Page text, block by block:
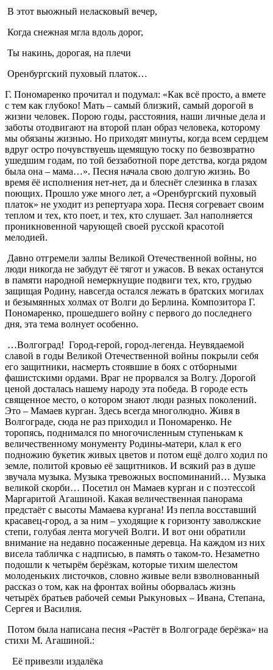
В этот вьюжный неласковый вечер,
Когда снежная мгла вдоль дорог,
Ты накинь, дорогая, на плечи
Оренбургский пуховый платок…
Г. Пономаренко прочитал и подумал: «Как всё просто, а вмете
с тем как глубоко! Мать – самый близкий, самый дорогой в
жизни человек. Порою годы, расстояния, наши личные дела и
заботы отодвигают на второй план образ человека, которому
мы обязаны жизнью. Но приходят минуты, когда всем сердцем
вдруг остро почувствуешь щемящую тоску по безвозвратно
ушедшим годам, по той беззаботной поре детства, когда рядом
была она – мама…». Песня начала свою долгую жизнь. Во
время ёё исполнения нет-нет, да и блеснёт слезинка в глазах
поющих. Прошло уже много лет, а «Оренбургский пуховый
платок» не уходит из репертуара хора. Песня согревает своим
теплом и тех, кто поет, и тех, кто слушает. Зал наполняется
проникновенной чарующей своей русской красотой
мелодией.
Давно отгремели залпы Великой Отечественной войны, но
люди никогда не забудут ёё тягот и ужасов. В веках останутся
в памяти народной немеркнущие подвиги тех, кто, грудью
защищая Родину, навсегда остался лежать в братских могилах
и безымянных холмах от Волги до Берлина. Композитора Г.
Пономаренко, прошедшего войну с первого до последнего
дня, эта тема волнует особенно.
…Волгоград! Город-герой, город-легенда. Неувядаемой
славой в годы Великой Отечественной войны покрыли себя
его защитники, насмерть стоявшие в боях с отборными
фашистскими ордами. Враг не прорвался за Волгу. Дорогой
ценой досталась нашему народу эта победа. В городе есть
священное место, о котором знают люди разных поколений.
Это – Мамаев курган. Здесь всегда многолюдно. Живя в
Волгограде, сюда не раз приходил и Пономаренко. Не
торопясь, поднимался по многочисленным ступенькам к
величественному монументу Родины-матери, клал к его
подножию букетик живых цветов и потом ещё долго ходил по
земле, политой кровью её защитников. И всякий раз в душе
звучала музыка. Музыка тревожных воспоминаний… Музыка
великой скорби… Посетил он Мамаев курган и с поэтессой
Маргаритой Агашиной. Какая величественная панорама
предстаёт с высоты Мамаева кургана! Из пепла восставший
красавец-город, а за ним – уходящие к горизонту заволжские
степи, голубая лента могучей Волги. И вот они обратили
внимание на недавно посаженные деревца. На каждом из них
висела табличка с надписью, в память о таком-то. Незаметно
подошли к четырём берёзкам, которые тихим шелестом
молоденьких листочков, словно живые вели взволнованный
рассказ о том, как на фронтах войны оборвалась жизнь
четырёх братьев рабочей семьи Рыкуновых – Ивана, Степана,
Сергея и Василия.
Потом была написана песня «Растёт в Волгограде берёзка» на
стихи М. Агашиной.:
Её привезли издалёка